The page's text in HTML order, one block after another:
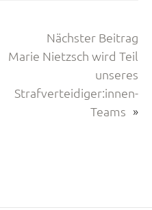
Nächster Beitrag
Marie Nietzsch wird Teil
unseres
Strafverteidiger:innen-
Teams »